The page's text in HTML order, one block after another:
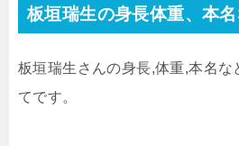
板垣瑞生の身長体重、本
板垣瑞生さんの身長,体重,本名な
てです。